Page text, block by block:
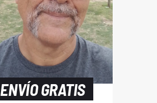
ENVÍO GRATIS